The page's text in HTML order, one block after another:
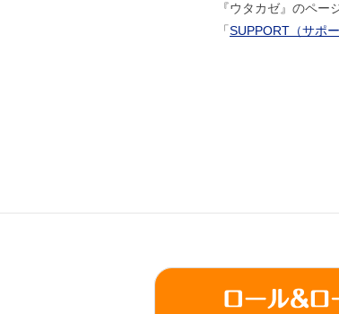
『ウタカゼ』のペー
「SUPPORT（サポー